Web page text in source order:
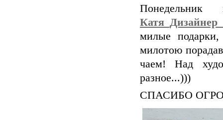
милые
милотою
чаем! Над
разное...)))
СПАСИБО